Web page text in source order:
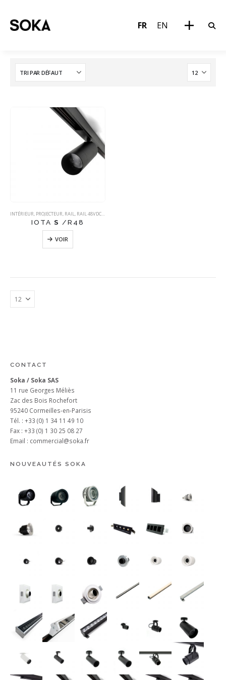
FR EN
INTÉRIEUR, PROJECTEUR, RAIL, RAIL 48VDC,SPOT
IOTA S /R48
VOIR
CONTACT
Soka / Soka SAS
11 rue Georges Méliès
Zac des Bois Rochefort
95240 Cormeilles-en-Parisis
Tél. : +33 (0) 1 34 11 49 10
Fax : +33 (0) 1 30 25 08 27
Email : commercial@soka.fr
NOUVEAUTÉS SOKA